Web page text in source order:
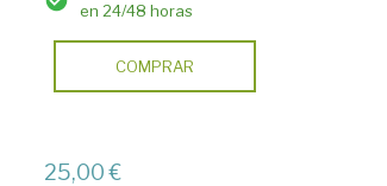
en 24/48 horas
COMPRAR
25,00 €